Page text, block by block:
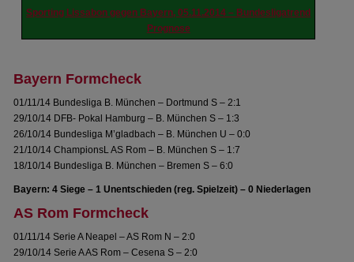
Sporting Lissabon gegen Bayern, 05.11.2014 – Bundesligatrend
Prognose
Bayern Formcheck
01/11/14 Bundesliga B. München – Dortmund S – 2:1
29/10/14 DFB- Pokal Hamburg – B. München S – 1:3
26/10/14 Bundesliga M’gladbach – B. München U – 0:0
21/10/14 ChampionsL AS Rom – B. München S – 1:7
18/10/14 Bundesliga B. München – Bremen S – 6:0
Bayern: 4 Siege – 1 Unentschieden (reg. Spielzeit) – 0 Niederlagen
AS Rom Formcheck
01/11/14 Serie A Neapel – AS Rom N – 2:0
29/10/14 Serie A AS Rom – Cesena S – 2:0